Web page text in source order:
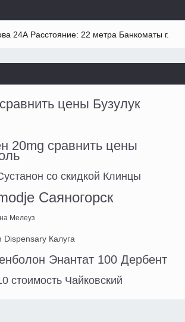
24А Расстояние: 22 метра Банкоматы г.
цены Бузулук
20mg сравнить цены
со скидкой Клинцы
Саяногорск
Мелеуз
Калуга
Энантат 100 Дербент
стоимость Чайковский